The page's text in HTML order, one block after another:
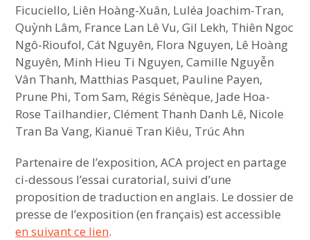
Ficuciello, Liên Hoàng-Xuân, Luléa Joachim-Tran,
Quỳnh Lâm, France Lan Lê Vu, Gil Lekh, Thiên Ngoc
Ngô-Rioufol, Cát Nguyên, Flora Nguyen, Lê Hoàng
Nguyên, Minh Hieu Ti Nguyen, Camille Nguyễn
Vân Thanh, Matthias Pasquet, Pauline Payen,
Prune Phi, Tom Sam, Régis Sénèque, Jade Hoa-
Rose Tailhandier, Clément Thanh Danh Lê, Nicole
Tran Ba Vang, Kianuë Tran Kiêu, Trúc Ahn
Partenaire de l’exposition, ACA project en partage
ci-dessous l’essai curatorial, suivi d’une
proposition de traduction en anglais. Le dossier de
presse de l’exposition (en français) est accessible
en suivant ce lien.